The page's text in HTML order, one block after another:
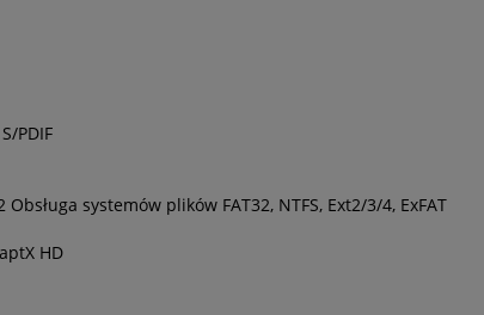
PDIF
systemów plików FAT32, NTFS, Ext2/3/4, ExFAT
HD